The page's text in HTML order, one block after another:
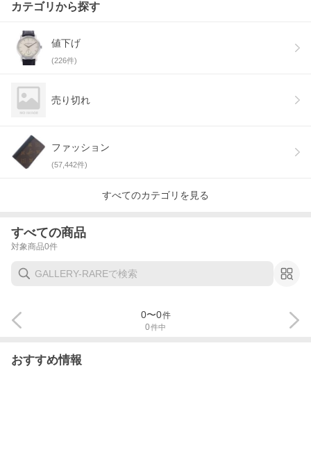
カテゴリから探す
値下げ
(226件)
売り切れ
ファッション
(57,442件)
すべてのカテゴリを見る
すべての商品
対象商品0件
0件中
0〜0件
おすすめ情報